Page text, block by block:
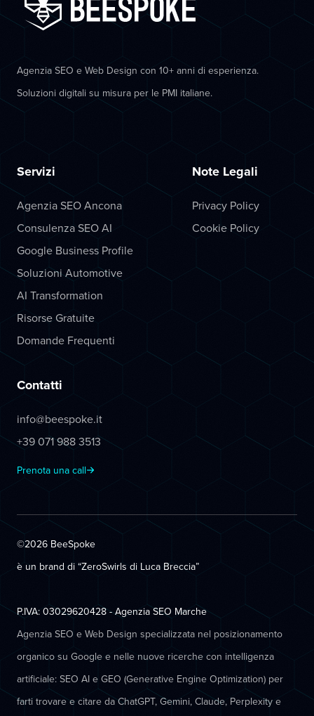
Agenzia SEO e Web Design con 10+ anni di esperienza.
Soluzioni digitali su misura per le PMI italiane.
Servizi
Agenzia SEO Ancona
Consulenza SEO AI
Google Business Profile
Soluzioni Automotive
AI Transformation
Risorse Gratuite
Domande Frequenti
Note Legali
Privacy Policy
Cookie Policy
Contatti
info@beespoke.it
+39 071 988 3513
Prenota una call
©2026 BeeSpoke
è un brand di “ZeroSwirls di Luca Breccia”
P.IVA: 03029620428 - Agenzia SEO Marche
Agenzia SEO e Web Design specializzata nel posizionamento
organico su Google e nelle nuove ricerche con intelligenza
artificiale: SEO AI e GEO (Generative Engine Optimization) per
farti trovare e citare da ChatGPT, Gemini, Claude, Perplexity e